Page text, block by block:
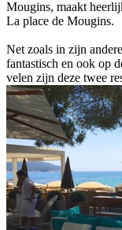
Mougins, maakt
La place de Mougins.
Net zoals in zijn
fantastisch en ook op
velen zijn deze twee